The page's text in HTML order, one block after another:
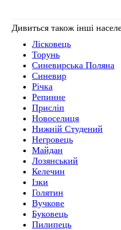
Дивиться також інші
Лісковець
Торунь
Синевирська Поляна
Синевир
Річка
Репинне
Присліп
Новоселиця
Нижній Студений
Негровець
Майдан
Лозянський
Келечин
Ізки
Голятин
Вучкове
Буковець
Пилипець